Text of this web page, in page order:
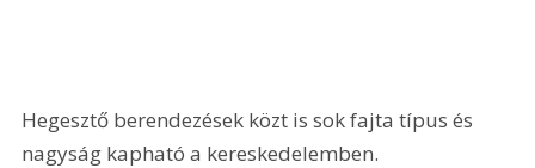
Hegesztő berendezések közt is sok fajta típus és
nagyság kapható a kereskedelemben.